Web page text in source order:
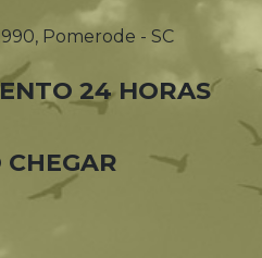
Pomerode - SC
24 HORAS
CHEGAR